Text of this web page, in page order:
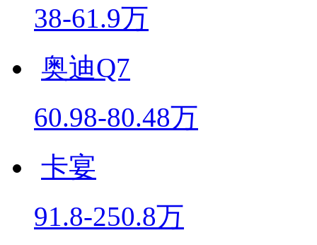
38-61.9万
奥迪Q7
60.98-80.48万
卡宴
91.8-250.8万